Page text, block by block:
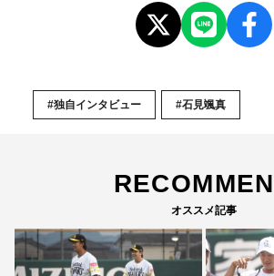
#独自インタビュー #石見颯真
オススメ記事